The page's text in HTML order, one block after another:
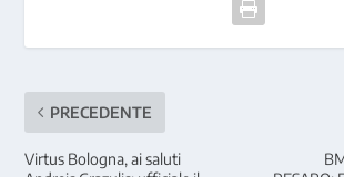
PRECEDENTE
Virtus Bologna, ai saluti